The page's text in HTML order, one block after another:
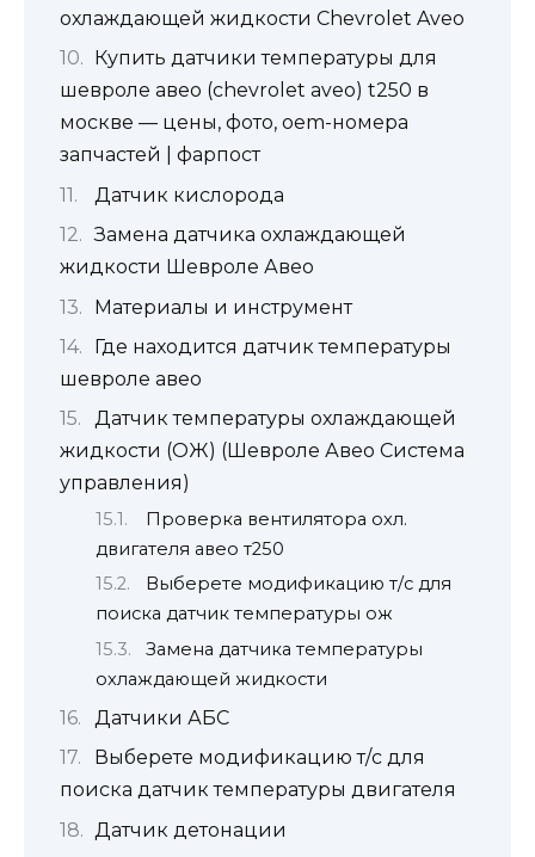
охлаждающей жидкости Chevrolet Aveo
Купить датчики температуры для
шевроле авео (chevrolet aveo) t250 в
москве — цены, фото, oem-номера
запчастей | фарпост
Датчик кислорода
Замена датчика охлаждающей
жидкости Шевроле Авео
Материалы и инструмент
Где находится датчик температуры
шевроле авео
Датчик температуры охлаждающей
жидкости (ОЖ) (Шевроле Авео Система
управления)
Проверка вентилятора охл.
двигателя авео т250
Выберете модификацию т/с для
поиска датчик температуры ож
Замена датчика температуры
охлаждающей жидкости
Датчики АБС
Выберете модификацию т/с для
поиска датчик температуры двигателя
Датчик детонации